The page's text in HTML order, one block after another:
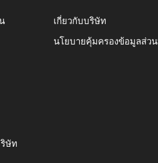
ษัท
เกี่ยวกับบริษัท
นโยบายคุ้มครองข้อมูลส่ว